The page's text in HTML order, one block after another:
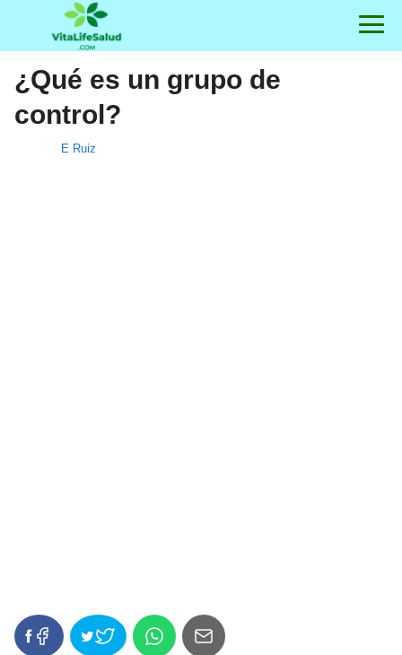
¿Qué es un grupo de
control?
E Ruiz